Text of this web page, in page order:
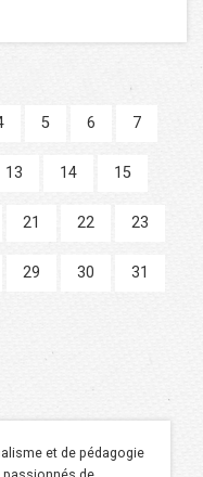
5 6 7
13 14 15
21 22 23
29 30 31
et de pédagogie